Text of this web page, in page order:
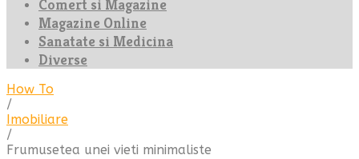
Comert si Magazine
Magazine Online
Sanatate si Medicina
Diverse
How To
/
Imobiliare
/
Frumusetea unei vieti minimaliste